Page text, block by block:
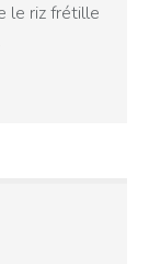
le riz frétille